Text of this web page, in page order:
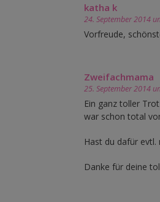
katha k
24. September 2014
Vorfreude,
Zweifachmama
25. September 2014
Ein ganz toller
war schon total
Hast du dafür
Danke für deine